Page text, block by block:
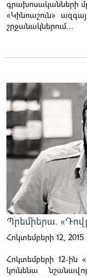
գրախոսականների
«Կինոաշուն»
շրջանակներում...
Պրեմիերա.
Հոկտեմբերի 12, 2015
Հոկտեմբերի 12-ին
կունենա